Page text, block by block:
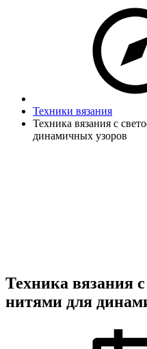
Техники вязания
Техника вязания с
динамичных узоров
Техника вязания
нитями для